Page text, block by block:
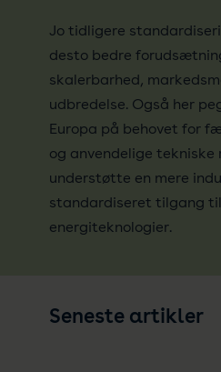
Jo tidligere
desto bedre
skalerbarhed,
udbredelse. Også her
Europa på behovet for
og anvendelige tekniske
understøtte en mere
standardiseret tilgang
energiteknologier.
Seneste artikler